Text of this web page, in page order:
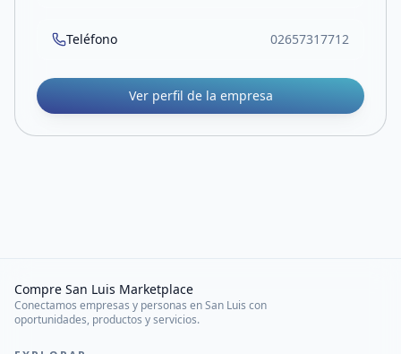
Teléfono 02657317712
Ver perfil de la empresa
Compre San Luis Marketplace
Conectamos empresas y personas en San Luis con
oportunidades, productos y servicios.